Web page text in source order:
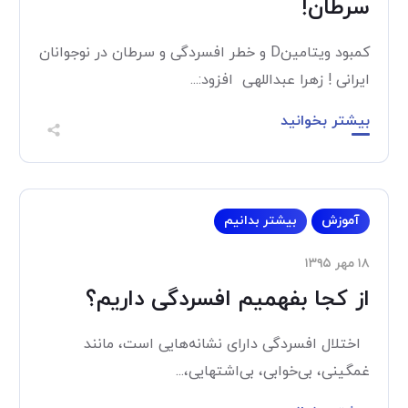
سرطان!
کمبود ویتامینD و خطر افسردگی و سرطان در نوجوانان
ایرانی ! زهرا عبداللهی افزود:...
بیشتر بخوانید
آموزش بیشتر بدانیم
۱۸ مهر ۱۳۹۵
از کجا بفهمیم افسردگی داریم؟
اختلال افسردگی دارای نشانه‌هایی است، مانند
غمگینی، بی‌خوابی، بی‌اشتهایی،...